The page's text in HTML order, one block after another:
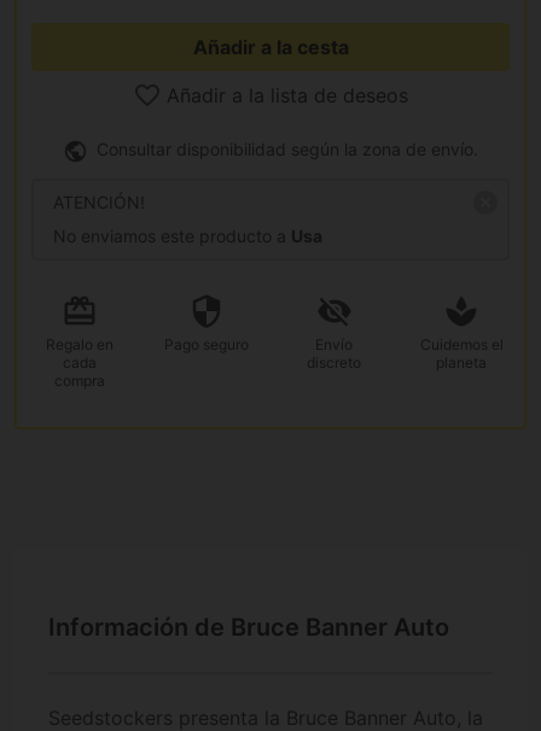
Añadir a la cesta
Añadir a la lista de deseos
Consultar disponibilidad según la zona de envío.
ATENCIÓN!
No enviamos este producto a Usa
Regalo en
cada
compra
Pago seguro
Envío
discreto
Cuidemos el
planeta
Información de Bruce Banner Auto
Seedstockers presenta la Bruce Banner Auto, la